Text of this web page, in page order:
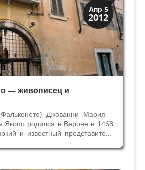
Апр 5
2012
Верона
— живописец и
Джованни Мария –
Якопо родился в Вероне в 1468
и известный представитель
в архивных документах в